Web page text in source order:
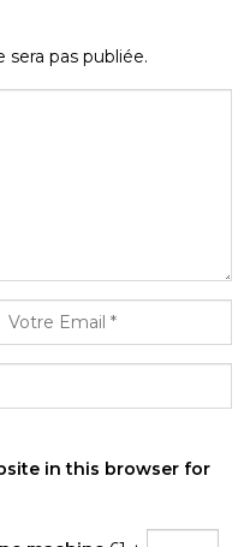
sera pas publiée.
in this browser for